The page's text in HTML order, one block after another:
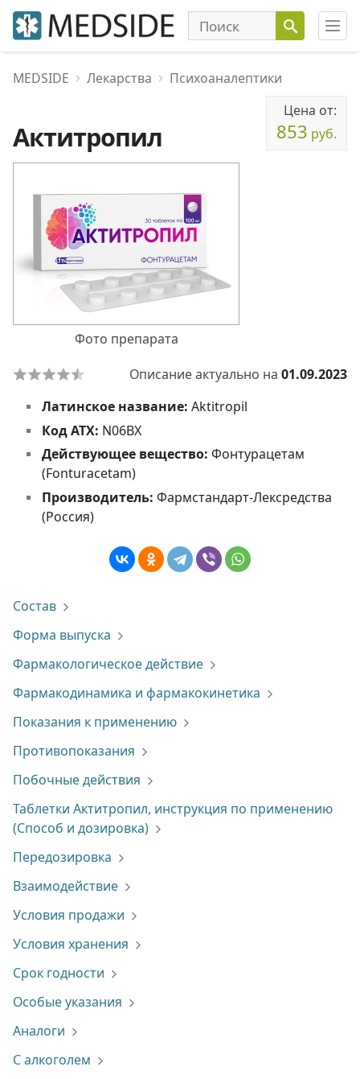
MEDSIDE Лекарства Психоаналептики
Актитропил
Цена от:
853 руб.
Фото препарата
Описание актуально на 01.09.2023
Латинское название: Aktitropil
Код АТХ: N06BX
Действующее вещество: Фонтурацетам
(Fonturacetam)
Производитель: Фармстандарт-Лексредства
(Россия)
Состав
Форма выпуска
Фармакологическое действие
Фармакодинамика и фармакокинетика
Показания к применению
Противопоказания
Побочные действия
Таблетки Актитропил, инструкция по применению
(Способ и дозировка)
Передозировка
Взаимодействие
Условия продажи
Условия хранения
Срок годности
Особые указания
Аналоги
С алкоголем